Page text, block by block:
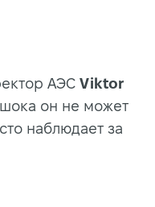
АЭС Viktor
он не может
наблюдает за